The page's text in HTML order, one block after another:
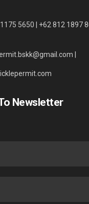
5650 | +62 812 1897
|
Newsletter